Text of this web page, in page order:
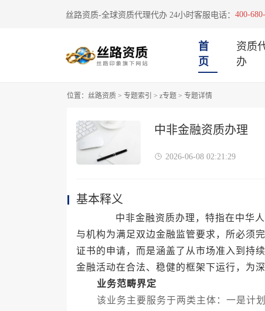
丝路资质-全球资质代理代办 24小时客服电话： 400-
首
页
资质
办
位置： 丝路资质 > 专题索引 > z专题 > 专题详情
中非金融资质办理
2026-06-08 02:21:29
基本释义
中非金融资质办理，特指在中华人
与机构为满足双边金融监管要求，所必须
证书的申请，而是涵盖了从市场准入到持
金融活动在合法、稳健的框架下运行，为
业务范畴界定
该业务主要服务于两类主体：一是计划